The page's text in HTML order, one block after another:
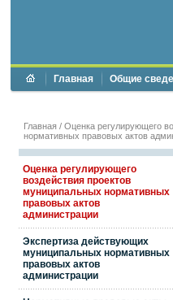
Главная Общие
Главная / Оценка регулирующего
нормативных правовых актов
Оценка регулирующего
воздействия проектов
муниципальных нормативных
правовых актов
администрации
Экспертиза действующих
муниципальных нормативных
правовых актов
администрации